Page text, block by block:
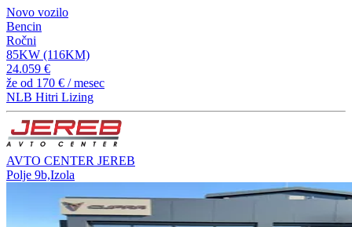
Novo vozilo
Bencin
Ročni
85KW (116KM)
24.059 €
že od 170 € / mesec
NLB Hitri Lizing
AVTO CENTER JEREB
Polje 9b,Izola